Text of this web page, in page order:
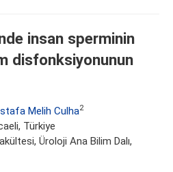
insan sperminin
disfonksiyonunun
Melih Culha2
Türkiye
Üroloji Ana Bilim Dalı,